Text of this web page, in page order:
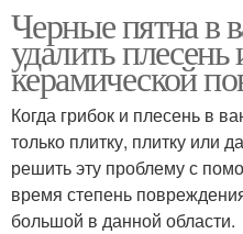
Черные пятна в
удалить плесень
керамической
Когда грибок и плесень в
только плитку, плитку или
решить эту проблему с
время степень
большой в данной области.